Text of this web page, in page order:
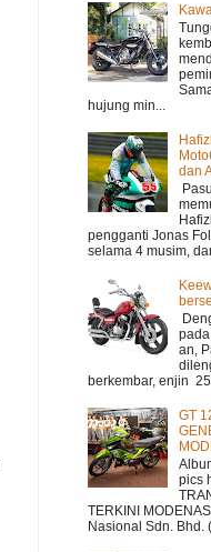
hujung min...
dan
pengganti Jonas
selama 4 musim,
an,
berkembar, enjin
GT
pics
TERKINI
Nasional Sdn. Bhd.